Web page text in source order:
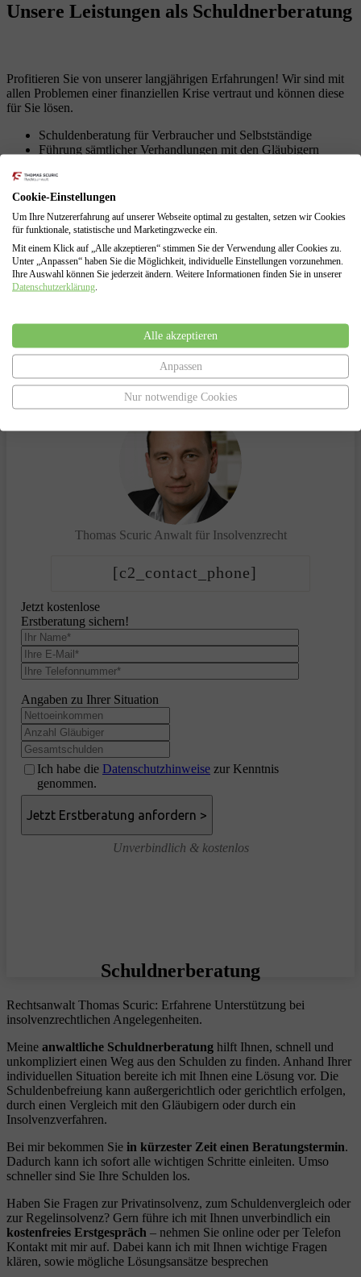
Unsere Leistungen als Schuldnerberatung
Profitieren Sie von unserer langjährigen Erfahrungen! Wir sind mit
allen Problemen einer finanziellen Krise vertraut und können diese
für Sie lösen.
Schuldenberatung für Verbraucher und Selbstständige
Führung sämtlicher Verhandlungen mit den Gläubigern
Insolvenzverfahrens
Insolvenzantragsstellung und Begleitung durch das
Insolvenzverfahren
Vertretung gegenüber dem Insolvenzgericht und dem
Insolvenzverwalter
Haben Sie Fragen?
Sprechen Sie uns an.
Wir helfen Ihnen gerne!
Thomas Scuric Anwalt für Insolvenzrecht
[c2_contact_phone]
Jetzt kostenlose
Erstberatung sichern!
Angaben zu Ihrer Situation
Ich habe die Datenschutzhinweise zur Kenntnis
genommen.
Unverbindlich & kostenlos
Schuldnerberatung
Rechtsanwalt Thomas Scuric: Erfahrene Unterstützung bei
insolvenzrechtlichen Angelegenheiten.
Meine anwaltliche Schuldnerberatung hilft Ihnen, schnell und
unkompliziert einen Weg aus den Schulden zu finden. Anhand Ihrer
individuellen Situation bereite ich mit Ihnen eine Lösung vor. Die
Schuldenbefreiung kann außergerichtlich oder gerichtlich erfolgen,
durch einen Vergleich mit den Gläubigern oder durch ein
Insolvenzverfahren.
Bei mir bekommen Sie in kürzester Zeit einen Beratungstermin.
Dadurch kann ich sofort alle wichtigen Schritte einleiten. Umso
schneller sind Sie Ihre Schulden los.
Haben Sie Fragen zur Privatinsolvenz, zum Schuldenvergleich oder
zur Regelinsolvenz? Gern führe ich mit Ihnen unverbindlich ein
kostenfreies Erstgespräch – nehmen Sie online oder per Telefon
Kontakt mit mir auf. Dabei kann ich mit Ihnen wichtige Fragen
klären, sowie mögliche Lösungsansätze besprechen
Cookie-Einstellungen
Um Ihre Nutzererfahrung auf unserer Webseite optimal zu gestalten, setzen wir Cookies
für funktionale, statistische und Marketingzwecke ein.
Mit einem Klick auf „Alle akzeptieren“ stimmen Sie der Verwendung aller Cookies zu.
Unter „Anpassen“ haben Sie die Möglichkeit, individuelle Einstellungen vorzunehmen.
Ihre Auswahl können Sie jederzeit ändern. Weitere Informationen finden Sie in unserer
Datenschutzerklärung
Alle akzeptieren
Anpassen
Nur notwendige Cookies